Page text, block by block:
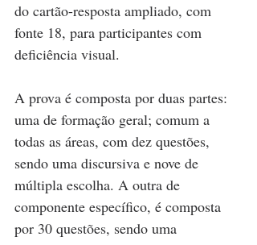
do cartão-resposta ampliado, com
fonte 18, para participantes com
deficiência visual.
A prova é composta por duas partes:
uma de formação geral; comum a
todas as áreas, com dez questões,
sendo uma discursiva e nove de
múltipla escolha. A outra de
componente específico, é composta
por 30 questões, sendo uma